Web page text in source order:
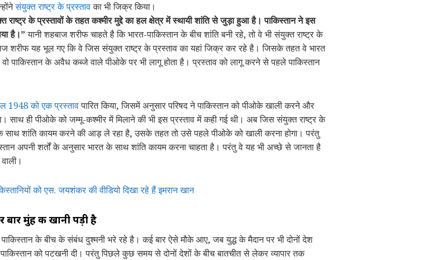
संयुक्त राष्ट्र के प्रस्तावका भी जिक्र किया।
राष्ट्र के प्रस्तावों के तहत कश्मीर मुद्दे का हल क्षेत्र में स्थायी शांति से जुड़ा हुआ है। पाकिस्तान ने इस
है।” यानी शहबाज शरीफ चाहते है कि भारत-पाकिस्तान के बीच शांति बनी रहे, तो वे भी संयुक्त राष्ट्र के
शरीफ यह भूल गए कि वे जिस संयुक्त राष्ट्र के प्रस्ताव का यहां जिक्र कर रहे है। जिसके तहत वे भारत
पाकिस्तान के अवैध कब्जे वाले पीओके पर भी लागू होता है। प्रस्ताव को लागू करने से पहले पाकिस्तान
1948 को एक प्रस्तावपारित किया, जिसमें अनुसार परिषद ने पाकिस्तान को पीओके खाली करने और
साथ ही पीओके को जम्मू-कश्मीर में मिलाने की भी इस प्रस्ताव में कही गई थी। अब जिस संयुक्त राष्ट्र के
साथ शांति कायम करने की आड़ ले रहा है, उसके तहत तो उसे पहले पीओके को खाली करना होगा। परंतु
अपनी शर्तों के अनुसार भारत के साथ शांति कायम करना चाहता है। परंतु वे यह भी अच्छे से जानता है
को एस. जयशंकर की वीडियो दिखा रहे हैं इमरान खान
मुंह की खानी पड़ी है
के बीच के संबंध दुश्मनी भरे रहे है। कई बार ऐसे मौके आए, जब युद्ध के मैदान पर भी दोनों देश
को पटखनी दी। परंतु पिछले कुछ समय से दोनों देशों के बीच बातचीत से लेकर व्यापार तक